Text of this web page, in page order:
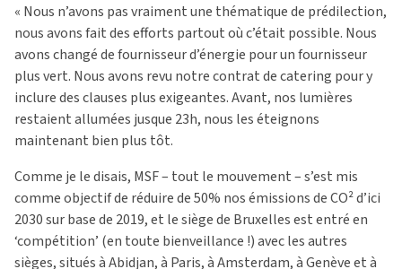
« Nous n’avons pas vraiment une thématique de prédilection,
nous avons fait des efforts partout où c’était possible. Nous
avons changé de fournisseur d’énergie pour un fournisseur
plus vert. Nous avons revu notre contrat de catering pour y
inclure des clauses plus exigeantes. Avant, nos lumières
restaient allumées jusque 23h, nous les éteignons
maintenant bien plus tôt.
Comme je le disais, MSF – tout le mouvement – s’est mis
comme objectif de réduire de 50% nos émissions de CO²d’ici
2030 sur base de 2019, et le siège de Bruxelles est entré en
‘compétition’ (en toute bienveillance !) avec les autres
sièges, situés à Abidjan, à Paris, à Amsterdam, à Genève et à